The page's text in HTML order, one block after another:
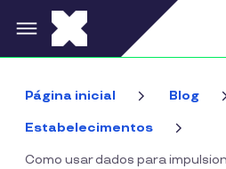
Pular para o conteúdo
Página inicial Blog
Estabelecimentos
Como usar dados para